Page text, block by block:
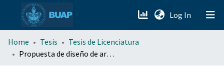
Log In (current)
menu.section.about_menu
Home Tesis
Tesis de Licenciatura
Propuesta de diseño de armaduras para naves industriales considerando la participación de las aceleraciones verticales